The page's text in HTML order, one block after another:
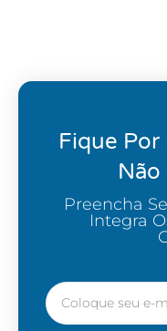
Fique Por
Não
Preencha
Integra